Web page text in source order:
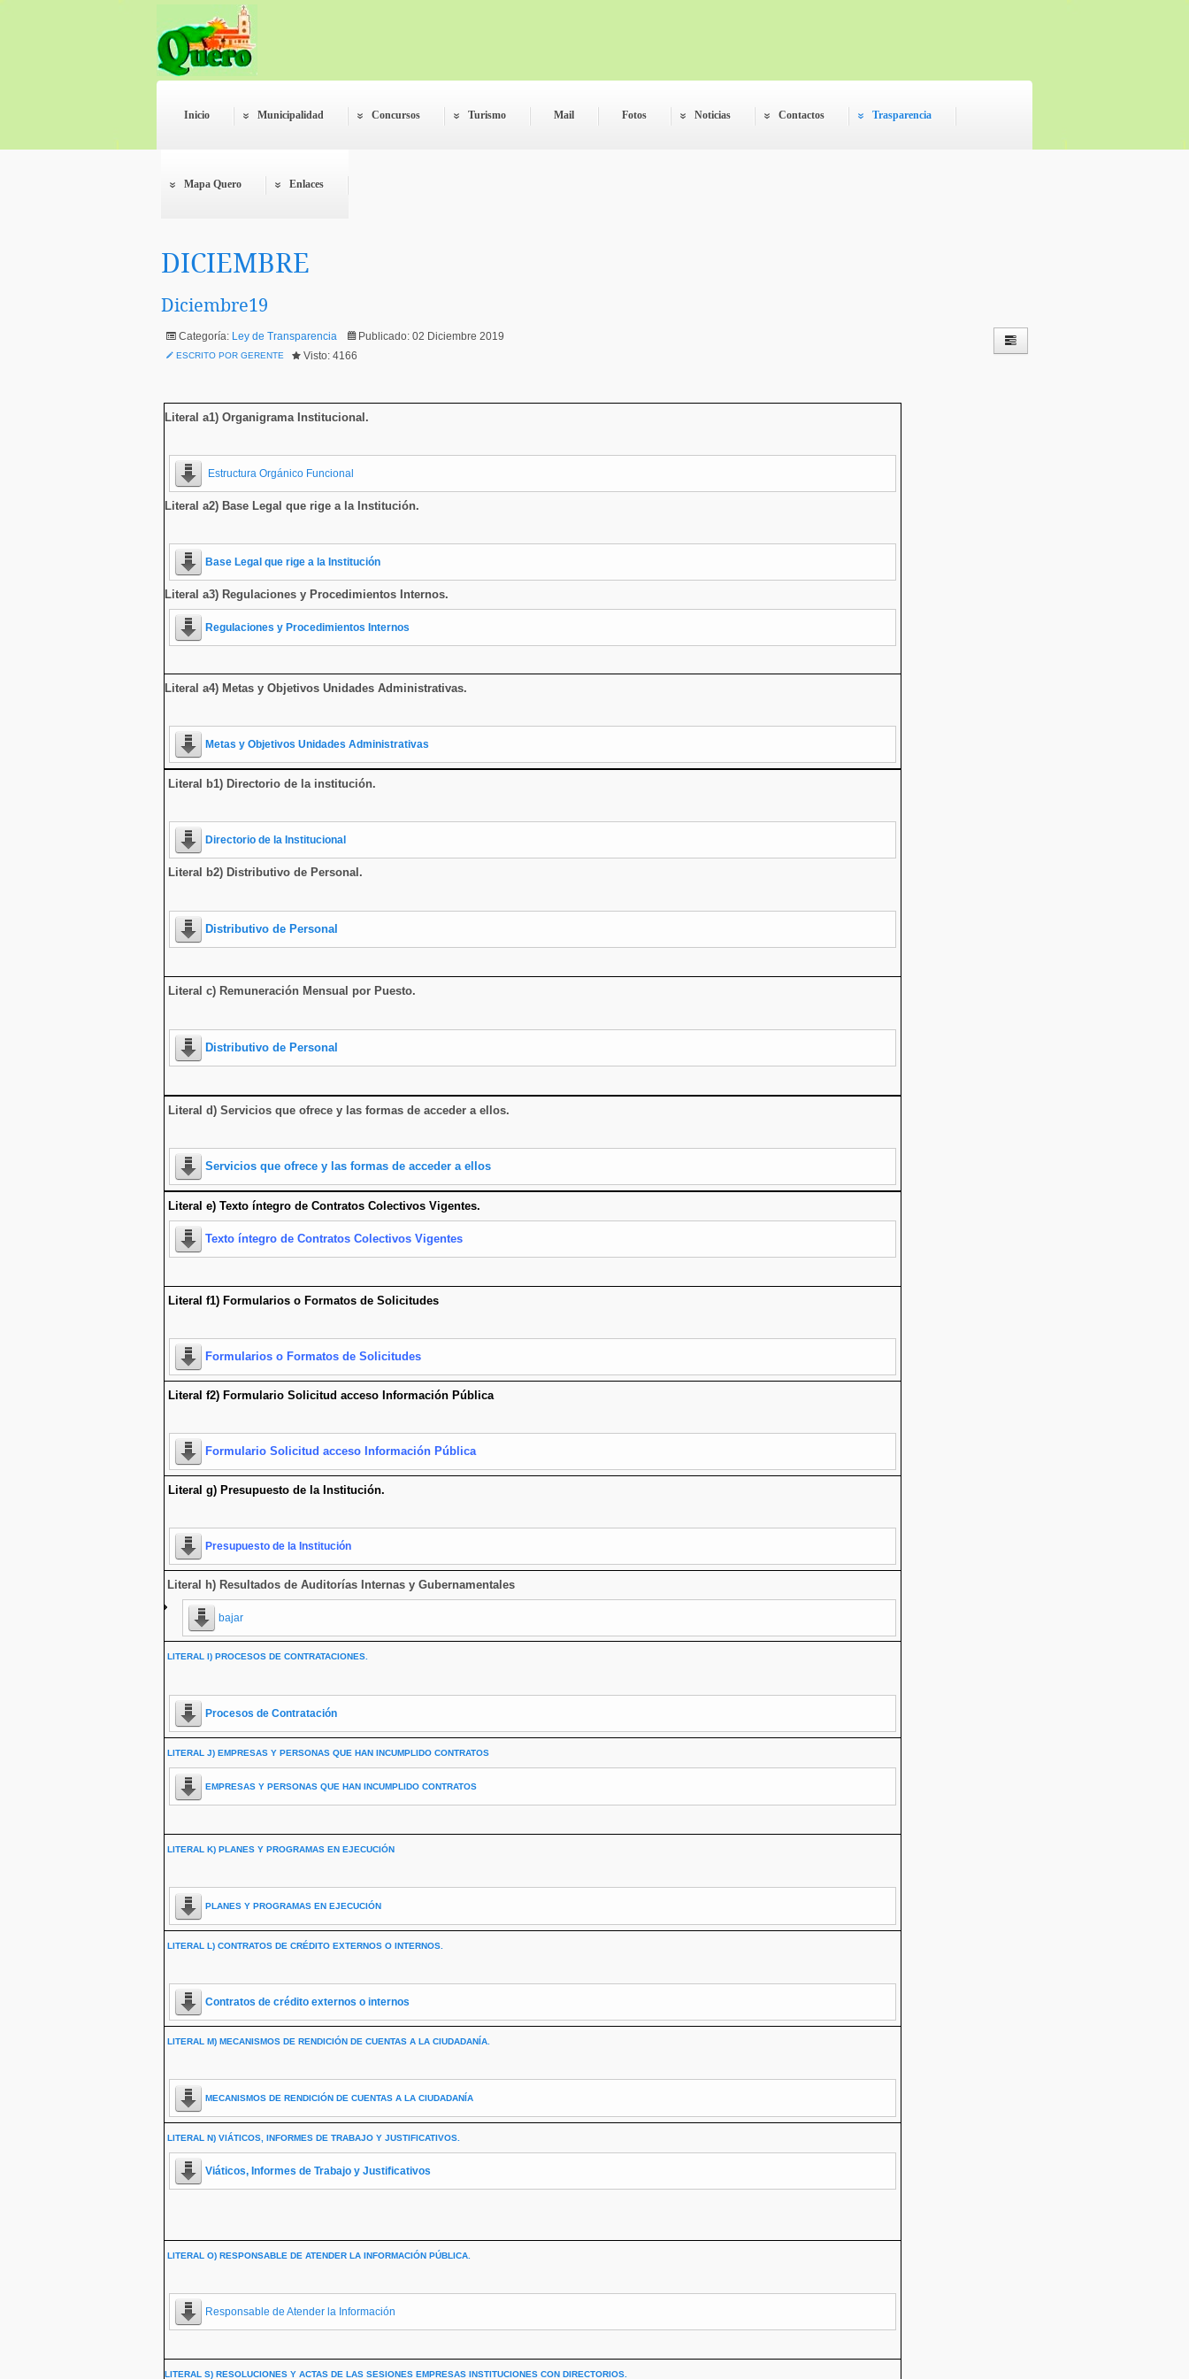
Inicio Municipalidad Concursos Turismo Mail Fotos Noticias Contactos Trasparencia
Mapa Quero Enlaces
DICIEMBRE
Diciembre19
Categoría: Ley de Transparencia Publicado: 02 Diciembre 2019
ESCRITO POR GERENTE Visto: 4166
Literal a1) Organigrama Institucional .
Estructura Orgánico Funcional
Literal a2) Base Legal que rige a la Institución.
Base Legal que rige a la Institución
Literal a3) Regulaciones y Procedimientos Internos.
Regulaciones y Procedimientos Internos
Literal a4) Metas y Objetivos Unidades Administrativas.
Metas y Objetivos Unidades Administrativas
Literal b1) Directorio de la institución.
Directorio de la Institucional
Literal b2) Distributivo de Personal.
Distributivo de Personal
Literal c) Remuneración Mensual por Puesto.
Distributivo de Personal
Literal d) Servicios que ofrece y las formas de acceder a ellos.
Servicios que ofrece y las formas de acceder a ellos
Literal e) Texto íntegro de Contratos Colectivos Vigentes.
Texto íntegro de Contratos Colectivos Vigentes
Literal f1) Formularios o Formatos de Solicitudes
Formularios o Formatos de Solicitudes
Literal f2) Formulario Solicitud acceso Información Pública
Formulario Solicitud acceso Información Pública
Literal g) Presupuesto de la Institución.
Presupuesto de la Institución
Literal h) Resultados de Auditorías Internas y Gubernamentales
bajar
LITERAL I) PROCESOS DE CONTRATACIONES.
Procesos de Contratación
LITERAL J) EMPRESAS Y PERSONAS QUE HAN INCUMPLIDO CONTRATOS
EMPRESAS Y PERSONAS QUE HAN INCUMPLIDO CONTRATOS
LITERAL K) PLANES Y PROGRAMAS EN EJECUCIÓN
PLANES Y PROGRAMAS EN EJECUCIÓN
LITERAL L) CONTRATOS DE CRÉDITO EXTERNOS O INTERNOS.
Contratos de crédito externos o internos
LITERAL M) MECANISMOS DE RENDICIÓN DE CUENTAS A LA CIUDADANÍA.
MECANISMOS DE RENDICIÓN DE CUENTAS A LA CIUDADANÍA
LITERAL N) VIÁTICOS, INFORMES DE TRABAJO Y JUSTIFICATIVOS.
Viáticos, Informes de Trabajo y Justificativos
LITERAL O) RESPONSABLE DE ATENDER LA INFORMACIÓN PÚBLICA.
Responsable de Atender la Información
LITERAL S) RESOLUCIONES Y ACTAS DE LAS SESIONES EMPRESAS INSTITUCIONES CON DIRECTORIOS.